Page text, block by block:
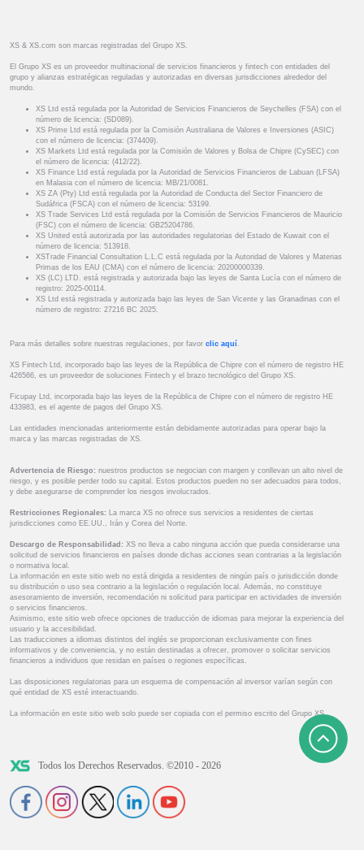
XS & XS.com son marcas registradas del Grupo XS.
El Grupo XS es un proveedor multinacional de servicios financieros y fintech con entidades del
grupo y alianzas estratégicas reguladas y autorizadas en diversas jurisdicciones alrededor del
mundo.
XS Ltd está regulada por la Autoridad de Servicios Financieros de Seychelles (FSA) con el
número de licencia: (SD089).
XS Prime Ltd está regulada por la Comisión Australiana de Valores e Inversiones (ASIC)
con el número de licencia: (374409).
XS Markets Ltd está regulada por la Comisión de Valores y Bolsa de Chipre (CySEC) con
el número de licencia: (412/22).
XS Finance Ltd está regulada por la Autoridad de Servicios Financieros de Labuan (LFSA)
en Malasia con el número de licencia: MB/21/0081.
XS ZA (Pty) Ltd está regulada por la Autoridad de Conducta del Sector Financiero de
Sudáfrica (FSCA) con el número de licencia: 53199.
XS Trade Services Ltd está regulada por la Comisión de Servicios Financieros de Mauricio
(FSC) con el número de licencia: GB25204786.
XS United está autorizada por las autoridades regulatorias del Estado de Kuwait con el
número de licencia: 513918.
XSTrade Financial Consultation L.L.C está regulada por la Autoridad de Valores y Materias
Primas de los EAU (CMA) con el número de licencia: 20200000339.
XS (LC) LTD. está registrada y autorizada bajo las leyes de Santa Lucía con el número de
registro: 2025-00114.
XS Ltd está registrada y autorizada bajo las leyes de San Vicente y las Granadinas con el
número de registro: 27216 BC 2025.
Para más detalles sobre nuestras regulaciones, por favor clic aquí .
XS Fintech Ltd, incorporado bajo las leyes de la República de Chipre con el número de registro HE
426566, es un proveedor de soluciones Fintech y el brazo tecnológico del Grupo XS.
Ficupay Ltd, incorporada bajo las leyes de la República de Chipre con el número de registro HE
433983, es el agente de pagos del Grupo XS.
Las entidades mencionadas anteriormente están debidamente autorizadas para operar bajo la
marca y las marcas registradas de XS.
Advertencia de Riesgo: nuestros productos se negocian con margen y conllevan un alto nivel de
riesgo, y es posible perder todo su capital. Estos productos pueden no ser adecuados para todos,
y debe asegurarse de comprender los riesgos involucrados.
Restricciones Regionales: La marca XS no ofrece sus servicios a residentes de ciertas
jurisdicciones como EE.UU., Irán y Corea del Norte.
Descargo de Responsabilidad: XS no lleva a cabo ninguna acción que pueda considerarse una
solicitud de servicios financieros en países donde dichas acciones sean contrarias a la legislación
o normativa local.
La información en este sitio web no está dirigida a residentes de ningún país o jurisdicción donde
su distribución o uso sea contrario a la legislación o regulación local. Además, no constituye
asesoramiento de inversión, recomendación ni solicitud para participar en actividades de inversión
o servicios financieros.
Asimismo, este sitio web ofrece opciones de traducción de idiomas para mejorar la experiencia del
usuario y la accesibilidad.
Las traducciones a idiomas distintos del inglés se proporcionan exclusivamente con fines
informativos y de conveniencia, y no están destinadas a ofrecer, promover o solicitar servicios
financieros a individuos que residan en países o regiones específicas.
Las disposiciones regulatorias para un esquema de compensación al inversor varían según con
qué entidad de XS esté interactuando.
La información en este sitio web solo puede ser copiada con el permiso escrito del Grupo XS.
Todos los Derechos Reservados. ©2010 - 2026